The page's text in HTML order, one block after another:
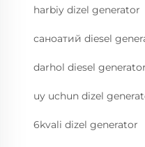
harbiy dizel generator
саноатий diesel
darhol diesel generator
uy uchun dizel
6kvali dizel generator